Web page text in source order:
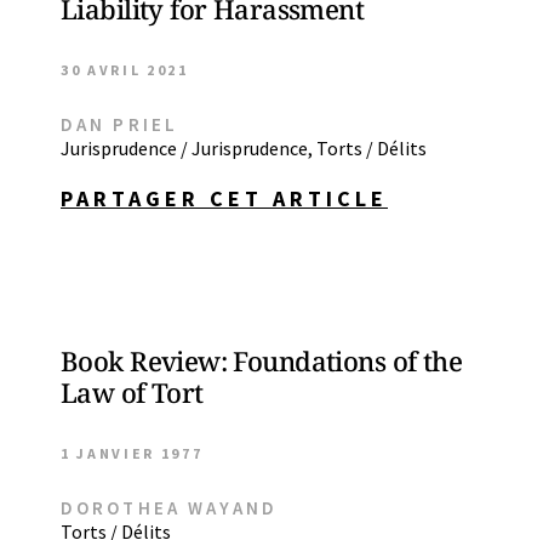
Liability for Harassment
30 AVRIL 2021
DAN PRIEL
Jurisprudence / Jurisprudence, Torts / Délits
PARTAGER CET ARTICLE
Book Review: Foundations of the
Law of Tort
1 JANVIER 1977
DOROTHEA WAYAND
Torts / Délits